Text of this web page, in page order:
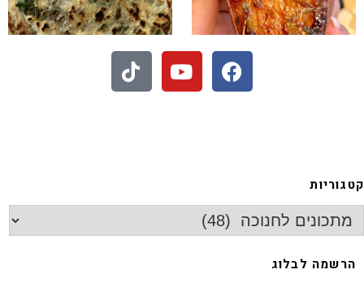
חיתוכיות ריבה וקוקוס
לבלוג